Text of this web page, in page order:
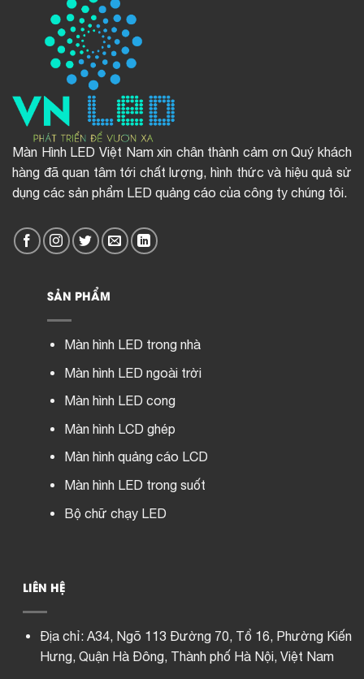
Màn Hình LED Việt Nam xin chân thành cảm ơn Quý khách
hàng đã quan tâm tới chất lượng, hình thức và hiệu quả sử
dụng các sản phẩm LED quảng cáo của công ty chúng tôi.
SẢN PHẨM
Màn hình LED trong nhà
Màn hình LED ngoài trời
Màn hình LED cong
Màn hình LCD ghép
Màn hình quảng cáo LCD
Màn hình LED trong suốt
Bộ chữ chạy LED
LIÊN HỆ
Địa chỉ: A34, Ngõ 113 Đường 70, Tổ 16, Phường Kiến
Hưng, Quận Hà Đông, Thành phố Hà Nội, Việt Nam